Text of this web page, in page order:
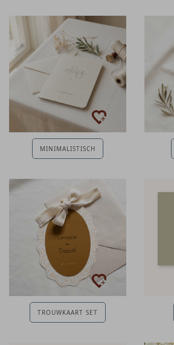
MINIMALISTISCH
TROUWKAART SET